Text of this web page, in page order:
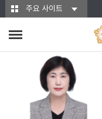
본문바로가기주요 사이트